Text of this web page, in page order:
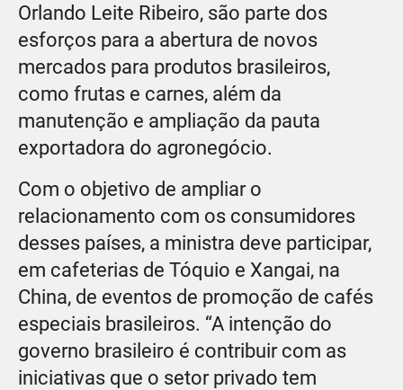
Orlando Leite Ribeiro, são parte dos
esforços para a abertura de novos
mercados para produtos brasileiros,
como frutas e carnes, além da
manutenção e ampliação da pauta
exportadora do agronegócio.
Com o objetivo de ampliar o
relacionamento com os consumidores
desses países, a ministra deve participar,
em cafeterias de Tóquio e Xangai, na
China, de eventos de promoção de cafés
especiais brasileiros. “A intenção do
governo brasileiro é contribuir com as
iniciativas que o setor privado tem